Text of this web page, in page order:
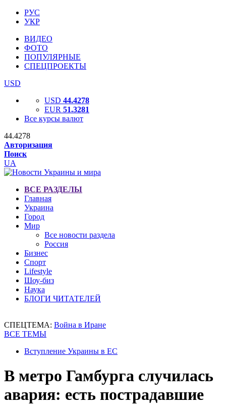
РУС
УКР
ВИДЕО
ФОТО
ПОПУЛЯРНЫЕ
СПЕЦПРОЕКТЫ
USD
USD 44.4278
EUR 51.3281
Все курсы валют
44.4278
Авторизация
Поиск
UA
ВСЕ РАЗДЕЛЫ
Главная
Украина
Город
Мир
Все новости раздела
Россия
Бизнес
Спорт
Lifestyle
Шоу-биз
Наука
БЛОГИ ЧИТАТЕЛЕЙ
СПЕЦТЕМА: Война в Иране
ВСЕ ТЕМЫ
Вступление Украины в ЕС
В метро Гамбурга случилась
авария: есть пострадавшие